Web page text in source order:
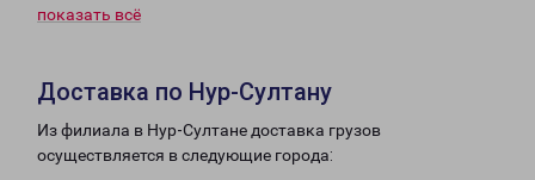
показать всё
Доставка по Нур-Султану
Из филиала в Нур-Султане доставка грузов
осуществляется в следующие города: